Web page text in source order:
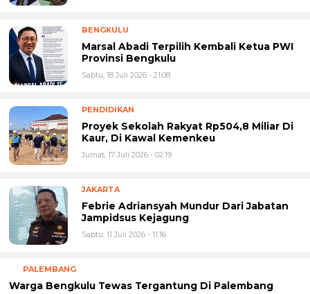
BENGKULU
Marsal Abadi Terpilih Kembali Ketua PWI
Provinsi Bengkulu
Sabtu, 18 Juli 2026 - 21:08
PENDIDIKAN
Proyek Sekolah Rakyat Rp504,8 Miliar Di
Kaur, Di Kawal Kemenkeu
Jumat, 17 Juli 2026 - 02:19
JAKARTA
Febrie Adriansyah Mundur Dari Jabatan
Jampidsus Kejagung
Sabtu, 11 Juli 2026 - 11:16
PALEMBANG
Warga Bengkulu Tewas Tergantung Di Palembang